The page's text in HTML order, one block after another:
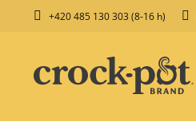
+420 485 130 303 (8-16 h)